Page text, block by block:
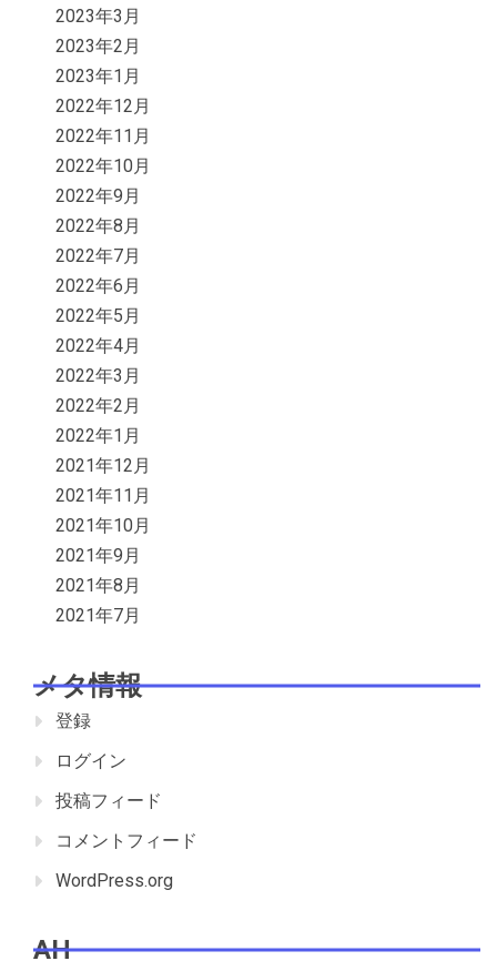
2023年3月
2023年2月
2023年1月
2022年12月
2022年11月
2022年10月
2022年9月
2022年8月
2022年7月
2022年6月
2022年5月
2022年4月
2022年3月
2022年2月
2022年1月
2021年12月
2021年11月
2021年10月
2021年9月
2021年8月
2021年7月
メタ情報
登録
ログイン
投稿フィード
コメントフィード
WordPress.org
AH